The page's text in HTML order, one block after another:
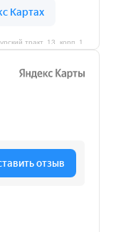
тракт, 13, корп. 1